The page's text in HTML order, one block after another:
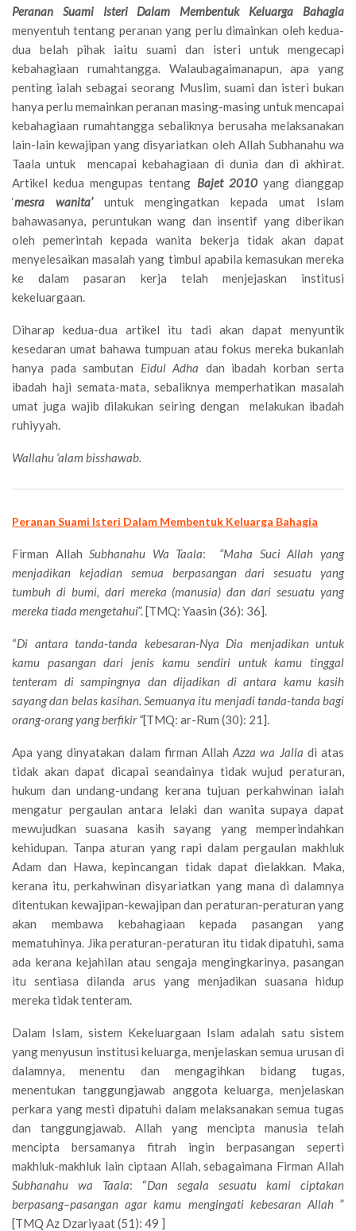
Peranan Suami Isteri Dalam Membentuk Keluarga Bahagia
menyentuh tentang peranan yang perlu dimainkan oleh kedua-
dua belah pihak iaitu suami dan isteri untuk mengecapi
kebahagiaan rumahtangga. Walaubagaimanapun, apa yang
penting ialah sebagai seorang Muslim, suami dan isteri bukan
hanya perlu memainkan peranan masing-masing untuk mencapai
kebahagiaan rumahtangga sebaliknya berusaha melaksanakan
lain-lain kewajipan yang disyariatkan oleh Allah Subhanahu wa
Taala untuk mencapai kebahagiaan di dunia dan di akhirat.
Artikel kedua mengupas tentang Bajet 2010yang dianggap
‘mesra wanita’untuk mengingatkan kepada umat Islam
bahawasanya, peruntukan wang dan insentif yang diberikan
oleh pemerintah kepada wanita bekerja tidak akan dapat
menyelesaikan masalah yang timbul apabila kemasukan mereka
ke dalam pasaran kerja telah menjejaskan institusi
kekeluargaan.
Diharap kedua-dua artikel itu tadi akan dapat menyuntik
kesedaran umat bahawa tumpuan atau fokus mereka bukanlah
hanya pada sambutan Eidul Adha dan ibadah korban serta
ibadah haji semata-mata, sebaliknya memperhatikan masalah
umat juga wajib dilakukan seiring dengan melakukan ibadah
ruhiyyah.
Wallahu ‘alam bisshawab.
Peranan Suami Isteri Dalam Membentuk Keluarga Bahagia
Firman AllahSubhanahu Wa Taala: “Maha Suci Allah yang
menjadikan kejadian semua berpasangan dari sesuatu yang
tumbuh di bumi, dari mereka (manusia) dan dari sesuatu yang
mereka tiada mengetahui”. [TMQ: Yaasin (36): 36].
“Di antara tanda-tanda kebesaran-Nya Dia menjadikan untuk
kamu pasangan dari jenis kamu sendiri untuk kamu tinggal
tenteram di sampingnya dan dijadikan di antara kamu kasih
sayang dan belas kasihan. Semuanya itu menjadi tanda-tanda bagi
orang-orang yang berfikir “[TMQ: ar-Rum (30): 21].
Apa yang dinyatakan dalam firman AllahAzza wa Jalla di atas
tidak akan dapat dicapai seandainya tidak wujud peraturan,
hukum dan undang-undang kerana tujuan perkahwinan ialah
mengatur pergaulan antara lelaki dan wanita supaya dapat
mewujudkan suasana kasih sayang yang memperindahkan
kehidupan. Tanpa aturan yang rapi dalam pergaulan makhluk
Adam dan Hawa, kepincangan tidak dapat dielakkan. Maka,
kerana itu, perkahwinan disyariatkan yang mana di dalamnya
ditentukan kewajipan-kewajipan dan peraturan-peraturan yang
akan membawa kebahagiaan kepada pasangan yang
mematuhinya. Jika peraturan-peraturan itu tidak dipatuhi, sama
ada kerana kejahilan atau sengaja mengingkarinya, pasangan
itu sentiasa dilanda arus yang menjadikan suasana hidup
mereka tidak tenteram.
Dalam Islam, sistem Kekeluargaan Islam adalah satu sistem
yang menyusun institusi keluarga, menjelaskan semua urusan di
dalamnya, menentu dan mengagihkan bidang tugas,
menentukan tanggungjawab anggota keluarga, menjelaskan
perkara yang mesti dipatuhi dalam melaksanakan semua tugas
dan tanggungjawab. Allah yang mencipta manusia telah
mencipta bersamanya fitrah ingin berpasangan seperti
makhluk-makhluk lain ciptaan Allah, sebagaimana Firman Allah
Subhanahu wa Taala: “Dan segala sesuatu kami ciptakan
berpasang–pasangan agar kamu mengingati kebesaran Allah”
[TMQ Az Dzariyaat (51): 49 ]